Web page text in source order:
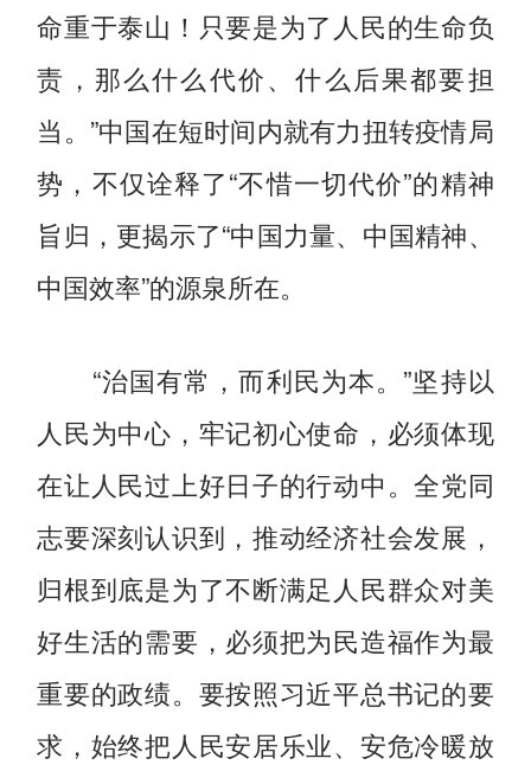
命重于泰山！只要是为了人民的生命负
责，那么什么代价、什么后果都要担
当。”中国在短时间内就有力扭转疫情局
势，不仅诠释了“不惜一切代价”的精神
旨归，更揭示了“中国力量、中国精神、
中国效率”的源泉所在。
“治国有常，而利民为本。”坚持以
人民为中心，牢记初心使命，必须体现
在让人民过上好日子的行动中。全党同
志要深刻认识到，推动经济社会发展，
归根到底是为了不断满足人民群众对美
好生活的需要，必须把为民造福作为最
重要的政绩。要按照习近平总书记的要
求，始终把人民安居乐业、安危冷暖放